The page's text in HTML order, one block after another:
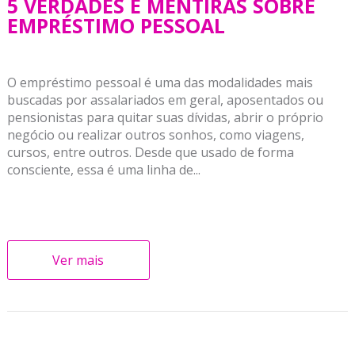
EMPRÉSTIMO PESSOAL
O empréstimo pessoal é uma das modalidades mais
buscadas por assalariados em geral, aposentados ou
pensionistas para quitar suas dívidas, abrir o próprio
negócio ou realizar outros sonhos, como viagens,
cursos, entre outros. Desde que usado de forma
consciente, essa é uma linha de...
Ver mais